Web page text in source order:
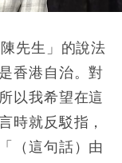
先生」的說法
香港自治。對
以我希望在這
時就反駁指，
（這句話）由